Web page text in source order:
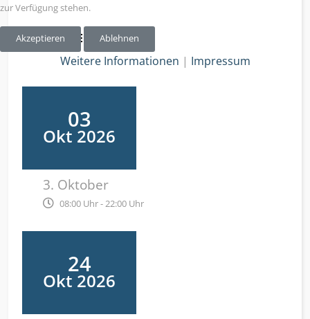
FERIENTERMINE
03
Okt 2026
3. Oktober
08:00 Uhr - 22:00 Uhr
24
Okt 2026
zur Verfügung stehen.
Akzeptieren Ablehnen
Weitere Informationen | Impressum